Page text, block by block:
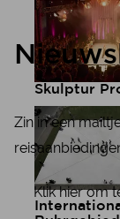
Skulptur
Zin in een
Klik hier om